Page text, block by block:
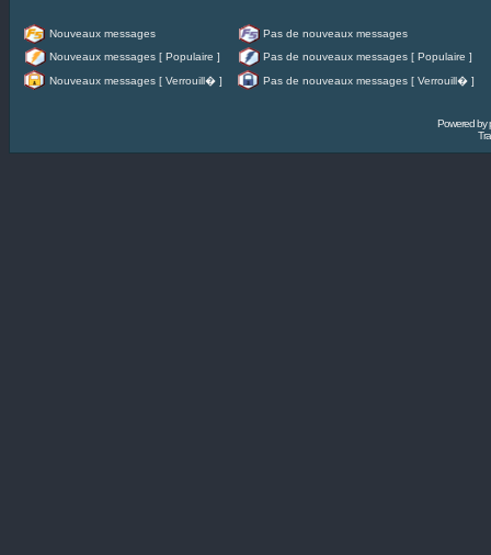
Nouveaux messages
Pas de nouveaux messages
Nouveaux messages [ Populaire ]
Pas de nouveaux messages [ Populaire ]
Nouveaux messages [ Verrouill� ]
Pas de nouveaux messages [ Verrouill� ]
Powered by